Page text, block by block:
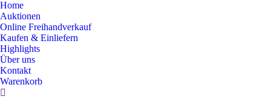
Home
Auktionen
Online Freihandverkauf
Kaufen & Einliefern
Highlights
Über uns
Kontakt
Warenkorb
Search: